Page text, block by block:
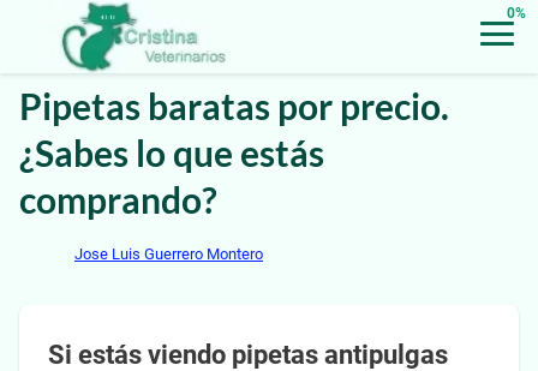
0%
Pipetas baratas por precio.
¿Sabes lo que estás
comprando?
Jose Luis Guerrero Montero
Si estás viendo pipetas antipulgas